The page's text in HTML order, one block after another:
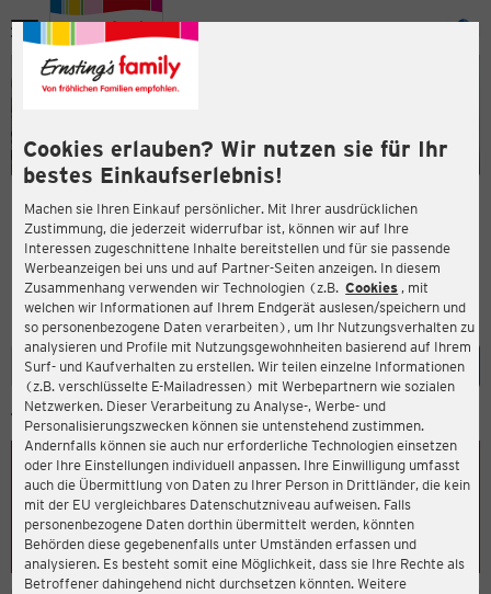
Cookies erlauben? Wir nutzen sie für Ihr
bestes Einkaufserlebnis!
Machen sie Ihren Einkauf persönlicher. Mit Ihrer ausdrücklichen
Zustimmung, die jederzeit widerrufbar ist, können wir auf Ihre
Interessen zugeschnittene Inhalte bereitstellen und für sie passende
Werbeanzeigen bei uns und auf Partner-Seiten anzeigen. In diesem
Zusammenhang verwenden wir Technologien (z.B. Cookies , mit
welchen wir Informationen auf Ihrem Endgerät auslesen/speichern und
so personenbezogene Daten verarbeiten), um Ihr Nutzungsverhalten zu
analysieren und Profile mit Nutzungsgewohnheiten basierend auf Ihrem
Surf- und Kaufverhalten zu erstellen. Wir teilen einzelne Informationen
(z.B. verschlüsselte E-Mailadressen) mit Werbepartnern wie sozialen
Netzwerken. Dieser Verarbeitung zu Analyse-, Werbe- und
Personalisierungszwecken können sie untenstehend zustimmen.
Andernfalls können sie auch nur erforderliche Technologien einsetzen
oder Ihre Einstellungen individuell anpassen. Ihre Einwilligung umfasst
auch die Übermittlung von Daten zu Ihrer Person in Drittländer, die kein
mit der EU vergleichbares Datenschutzniveau aufweisen. Falls
personenbezogene Daten dorthin übermittelt werden, könnten
Behörden diese gegebenenfalls unter Umständen erfassen und
analysieren. Es besteht somit eine Möglichkeit, dass sie Ihre Rechte als
Betroffener dahingehend nicht durchsetzen könnten. Weitere
Menü
Unsere Filialen
Gerne begrüßen wir Sie in einer unserer mehr als 2.000
Filialen in Deutschland und Österreich und den Niederlanden.
Finden Sie Ihre Filiale
Eingabe
STANDORT ERMITTELN
Leider konnte keine Adresse ermittelt werden. Bitte
überprüfen Sie Ihre Eingabe.